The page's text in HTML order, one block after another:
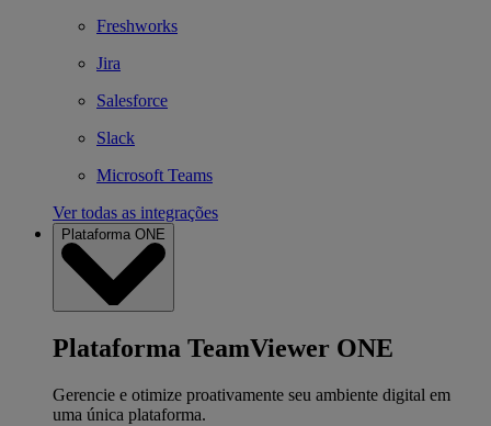
Freshworks
Jira
Salesforce
Slack
Microsoft Teams
Ver todas as integrações
Plataforma ONE
Plataforma TeamViewer ONE
Gerencie e otimize proativamente seu ambiente digital em
uma única plataforma.